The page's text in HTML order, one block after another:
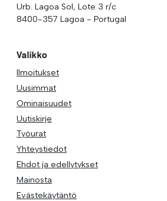
Urb. Lagoa Sol, Lote 3 r/c
8400-357 Lagoa - Portugal
Valikko
Ilmoitukset
Uusimmat
Ominaisuudet
Uutiskirje
Työurat
Yhteystiedot
Ehdot ja edellytykset
Mainosta
Evästekäytäntö